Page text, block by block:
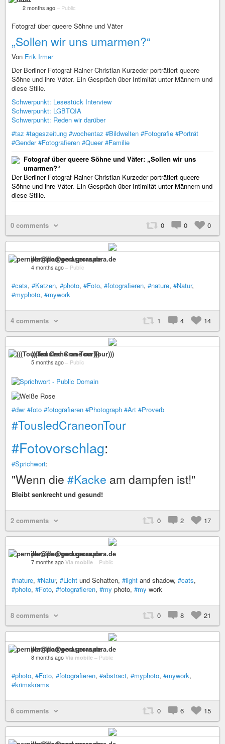
2 months ago – Public
Fotograf über queere Söhne und Väter
„Sollen wir uns umarmen?“
Von Erik Irmer
Der Berliner Fotograf Rainer Christian Kurzeder porträtiert queere
Söhne und ihre Väter. Ein Gespräch über Intimität unter Männern und
diese Stille.
Schwerpunkt: Lesestück Interview
Schwerpunkt: LGBTQIA
Schwerpunkt: Reden wir darüber
#taz #tageszeitung #wochentaz #Bildwelten #Fotografie #Porträt
#Gender #Fotografieren #Queer #Familie
Fotograf über queere Söhne und Väter: „Sollen wir uns
umarmen?“
Der Berliner Fotograf Rainer Christian Kurzeder porträtiert queere
Söhne und ihre Väter. Ein Gespräch über Intimität unter Männern und
diese Stille.
0 comments 0 0 0
pernilla@pod.geraspora.de
4 months ago – Public
#cats, #Katzen, #photo, #Foto, #fotografieren, #nature, #Natur,
#myphoto, #mywork
4 comments 1 4 14
(((Tousled Crane on Tour)))
5 months ago – Public
#dwr #foto #fotografieren #Photograph #Art #Proverb
#TousledCraneonTour
#Fotovorschlag:
#Sprichwort:
"Wenn die #Kacke am dampfen ist!"
Bleibt senkrecht und gesund!
2 comments 0 2 17
pernilla@pod.geraspora.de
7 months ago Via mobile – Public
#nature, #Natur, #Licht und Schatten, #light and shadow, #cats,
#photo, #Foto, #fotografieren, #my photo, #my work
8 comments 0 8 21
pernilla@pod.geraspora.de
8 months ago Via mobile – Public
#photo, #Foto, #fotografieren, #abstract, #myphoto, #mywork,
#krimskrams
6 comments 0 6 15